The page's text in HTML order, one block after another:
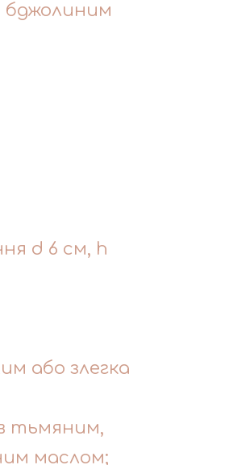
d 6 см, h
або злегка
тьмяним,
маслом;